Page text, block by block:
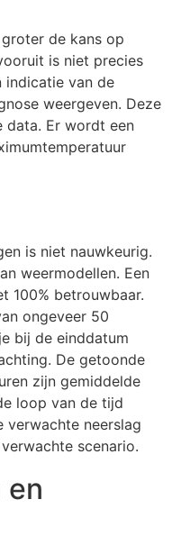
de kans op
is niet precies
indicatie van de
weergeven. Deze
data. Er wordt een
is niet nauwkeurig.
weermodellen. Een
100% betrouwbaar.
ongeveer 50
bij de einddatum
De getoonde
zijn gemiddelde
loop van de tijd
verwachte neerslag
scenario.
en